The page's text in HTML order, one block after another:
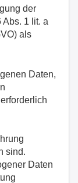
der
Abs. 1 lit. a
als
Daten,
sind.
Daten